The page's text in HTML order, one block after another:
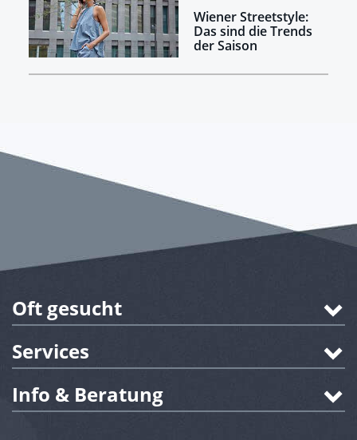
Wiener Streetstyle:
Das sind die Trends
der Saison
Oft gesucht
Services
Info & Beratung